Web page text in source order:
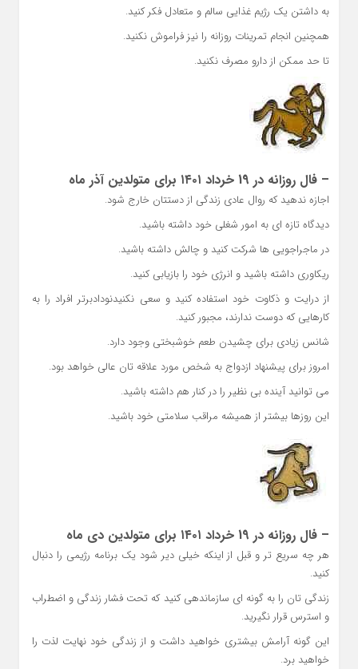
به داشتن یک رژیم غذایی سالم و متعادل فکر کنید.
همچنین انجام تمرینات روزانه را نیز فراموش نکنید.
تا حد ممکن از دارو مصرف نکنید.
– فال روزانه در 19 خرداد ۱۴۰۱ برای متولدین آذر ماه
اجازه ندهید که روال عادی زندگی از دستتان خارج شود.
دیدگاه تازه ای به امور شغلی خود داشته باشید.
در ماجراجویی ها شرکت کنید و چالش داشته باشید.
ریکاوری داشته باشید و انرژی خود را بازیابی کنید.
از درایت و ذکاوت خود استفاده کنید و سعی نکنیدنودادبرتر افراد را به
کارهایی که دوست ندارند، مجبور کنید.
شانس زیادی برای چشیدن طعم خوشبختی وجود دارد.
امروز برای پیشنهاد ازدواج به شخص مورد علاقه تان عالی خواهد بود.
می توانید آینده بی نظیر را در کنار هم داشته باشید.
این روزها بیشتر از همیشه مراقب سلامتی خود باشید.
– فال روزانه در 19 خرداد ۱۴۰۱ برای متولدین دی ماه
هر چه سریع تر و قبل از اینکه خیلی دیر شود یک برنامه رژیمی را دنبال
کنید.
زندگی تان را به گونه ای سازماندهی کنید که تحت فشار زندگی و اضطراب
و استرس قرار نگیرید.
این گونه آرامش بیشتری خواهید داشت و از زندگی خود نهایت لذت را
خواهید برد.